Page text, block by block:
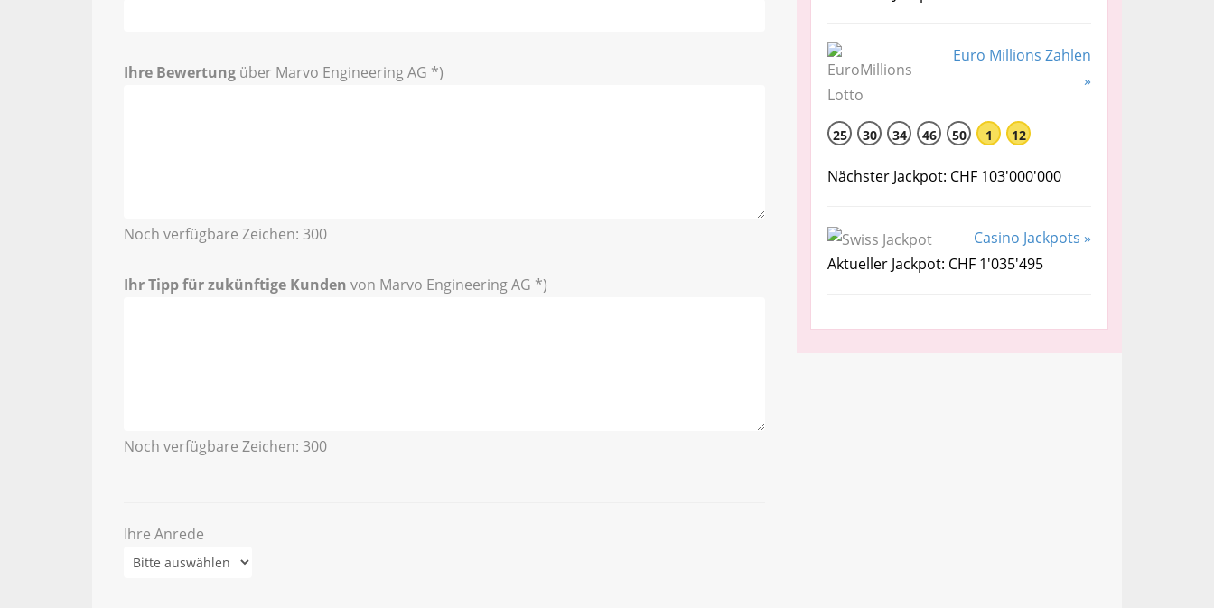
Ihre Bewertung über Marvo Engineering AG *)
Noch verfügbare Zeichen: 300
Ihr Tipp für zukünftige Kunden von Marvo Engineering AG *)
Noch verfügbare Zeichen: 300
Ihre Anrede
Euro Millions Zahlen
»
25 30 34 46 50 1 12
Nächster Jackpot: CHF 103'000'000
Casino Jackpots »
Aktueller Jackpot: CHF 1'035'495